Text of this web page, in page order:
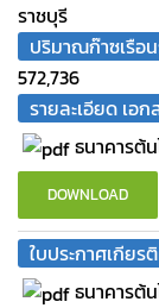
ราชบุรี
ปริมาณก๊าซเรือ
572,736
รายละเอียด เอก
ธนาคารต้
DOWNLOAD
ใบประกาศเกีย
ธนาคารต้